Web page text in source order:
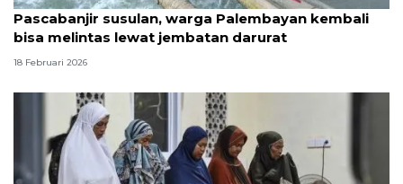
Pascabanjir susulan, warga Palembayan kembali
bisa melintas lewat jembatan darurat
18 Februari 2026